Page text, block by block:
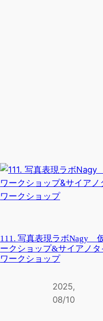
111. 写真表現ラボNagy
ークショップ&サイアノタ
ワークショップ
2025,
08/10